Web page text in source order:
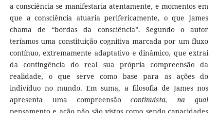
a consciência se manifestaria atentamente, e momentos em
que a consciência atuaria perifericamente, o que James
chama de “bordas da consciência”. Segundo o autor
teríamos uma constituição cognitiva marcada por um fluxo
contínuo, extremamente adaptativo e dinâmico, que extrai
da contingência do real sua própria compreensão da
realidade, o que serve como base para as ações do
indivíduo no mundo. Em suma, a filosofia de James nos
apresenta uma compreensãocontinuísta, na qual